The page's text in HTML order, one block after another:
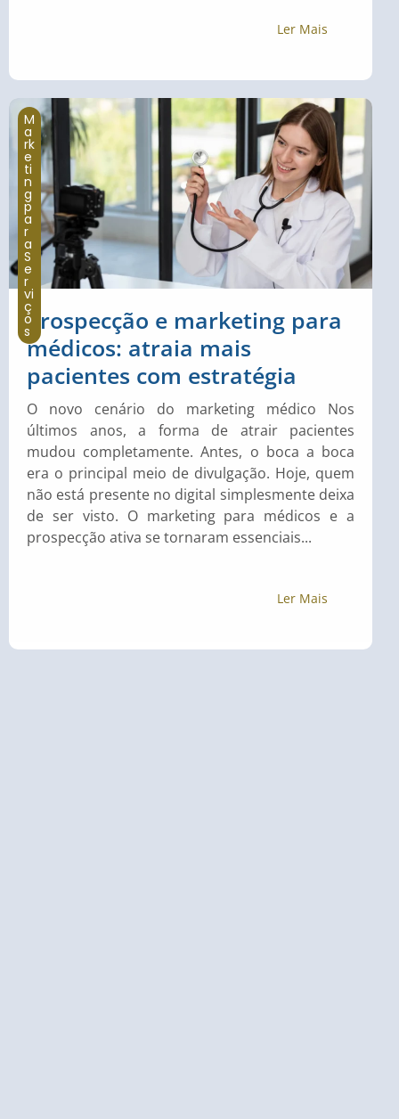
Ler Mais
M
a
rk
e
ti
n
g
p
a
r
a
S
e
r
vi
ç
o
sProspecção e marketing para
médicos: atraia mais
pacientes com estratégia
O novo cenário do marketing médico Nos
últimos anos, a forma de atrair pacientes
mudou completamente. Antes, o boca a boca
era o principal meio de divulgação. Hoje, quem
não está presente no digital simplesmente deixa
de ser visto. O marketing para médicos e a
prospecção ativa se tornaram essenciais...
Ler Mais